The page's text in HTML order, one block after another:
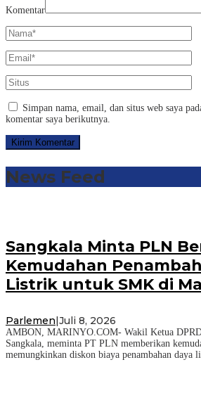
Komentar
Simpan nama, email, dan situs web saya
komentar saya berikutnya.
News Feed
Sangkala Minta PLN
Kemudahan
Listrik untuk SMK di
Parlemen Juli 8, 2026
AMBON, MARINYO.COM- Wakil Ketua
Sangkala, meminta PT PLN memberikan
memungkinkan diskon biaya penambahan daya